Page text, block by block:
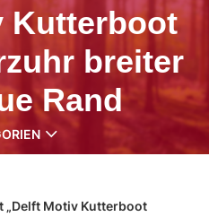
Kutterboot
breiter
Rand
Motiv Kutterboot